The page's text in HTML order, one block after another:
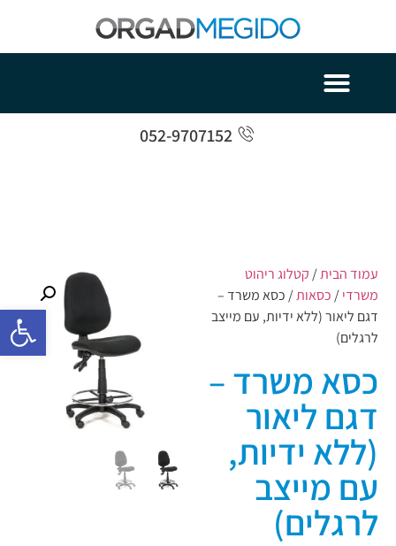
פתח
052-9707152
עמוד הבית/ קטלוג ריהוט
משרדי/ כסאות/ כסא משרד –
דגם ליאור (ללא ידיות, עם מייצב
לרגלים)
כסא משרד –
דגם ליאור
(ללא ידיות,
עם מייצב
לרגלים)